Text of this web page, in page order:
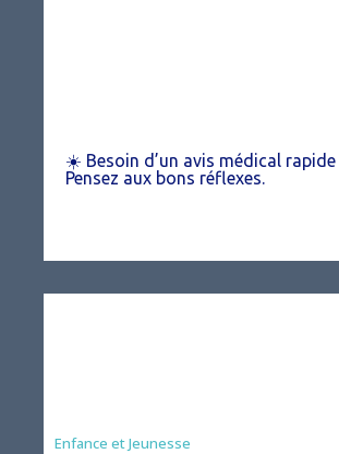
☀️ Besoin d’un avis médical rapide
Pensez aux bons réflexes.
Animation
Enfance et Jeunesse